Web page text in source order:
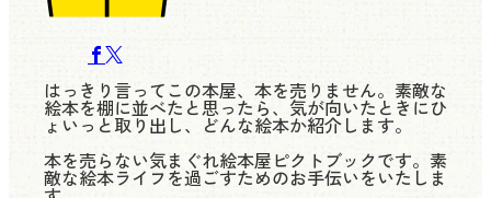
はっきり言ってこの本屋、本を売りません。素敵な
絵本を棚に並べたと思ったら、気が向いたときにひ
ょいっと取り出し、どんな絵本か紹介します。
本を売らない気まぐれ絵本屋ピクトブックです。素
敵な絵本ライフを過ごすためのお手伝いをいたしま